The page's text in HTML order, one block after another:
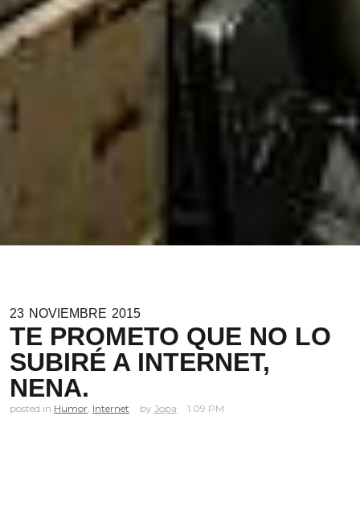
23 NOVIEMBRE 2015
TE PROMETO QUE NO LO
SUBIRÉ A INTERNET,
NENA.
posted in Humor Internet Jopa 1.09 PM